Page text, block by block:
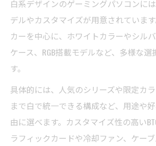
白系デザインのゲーミングパソコンに
デルやカスタマイズが用意されています
カーを中心に、ホワイトカラーやシル
ケース、RGB搭載モデルなど、多様な
す。
具体的には、人気のシリーズや限定カ
まで白で統一できる構成など、用途や
由に選べます。カスタマイズ性の高い
ラフィックカードや冷却ファン、ケー